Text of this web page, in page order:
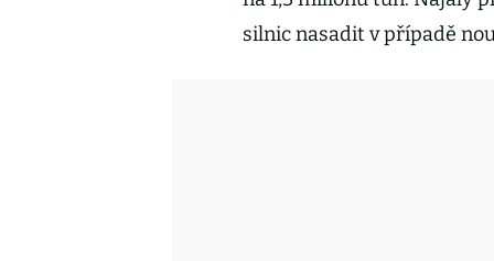
silnic nasadit v případě